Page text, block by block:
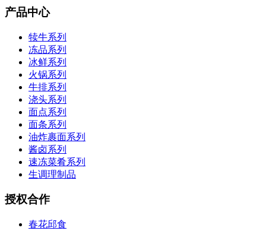
产品中心
犊牛系列
冻品系列
冰鲜系列
火锅系列
牛排系列
浇头系列
面点系列
面条系列
油炸裹面系列
酱卤系列
速冻菜肴系列
生调理制品
授权合作
春花邱食